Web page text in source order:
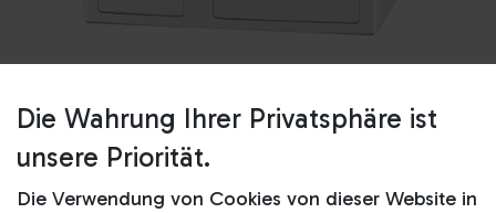
Wäschepflege
WWR860WPS PWash2.0&TDosXL&WiFi
Lotosweiß
Die Wahrung Ihrer Privatsphäre ist
unsere Priorität.
Die Verwendung von Cookies von dieser Website in